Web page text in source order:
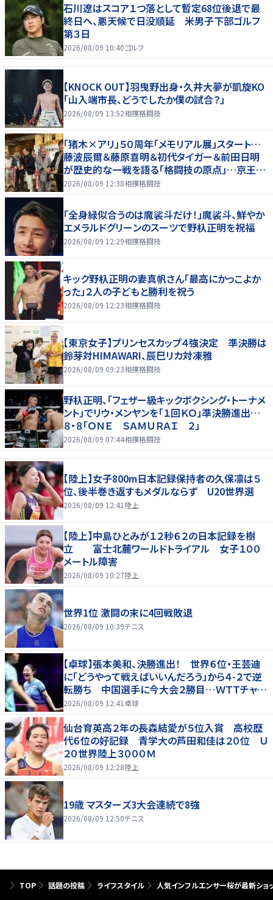
石川遼はスコア１つ落として暫定68位後退で最
終日へ、悪天候で日没順延 米男子下部ゴルフ
第３日
2026/08/09 10:40ゴルフ
【KNOCK OUT】羽曳野出身・久井大夢が凱旋KO
「山入端市長、どうでしたか僕の試合？」
2026/08/09 13:52相撲格闘技
「猪木×アリ」５０周年「メモリアル展」スタート…
藤波辰爾＆藤原喜明＆初代タイガー＆前田日明
が歴史的な一戦を語る「格闘技の原点」…京王プ
ラザホテルで３１日まで
2026/08/09 12:38相撲格闘技
「全身緑似合うのは魔裟斗だけ！」魔裟斗、鮮やか
エメラルドグリーンのスーツで野杁正明を祝福
2026/08/09 12:29相撲格闘技
キック野杁正明の妻真帆さん「最高にかっこよか
った」２人の子どもと勝利を祝う
2026/08/09 12:23相撲格闘技
【東京女子】プリンセスカップ４強決定 準決勝は
鈴芽対HIMAWARI、辰巳リカ対凍雅
2026/08/09 09:23相撲格闘技
野杁正明、「フェザー級キックボクシング・トーナメ
ント」でリウ・メンヤンを「１回ＫＯ」準決勝進出…
８・８「ＯＮＥ ＳＡＭＵＲＡＩ ２」
2026/08/09 07:44相撲格闘技
【陸上】女子800m日本記録保持者の久保凛は５
位、後半巻き返すもメダルならず U20世界選
2026/08/09 12:41 陸上
【陸上】中島ひとみが１２秒６２の日本記録を樹
立 富士北麓ワールドトライアル 女子１００
メートル障害
2026/08/09 10:27陸上
世界1位 激闘の末に4回戦敗退
2026/08/09 10:39テニス
【卓球】張本美和、決勝進出！ 世界６位・王芸迪
に「どうやって戦えばいいんだろう」から４-２で逆
転勝ち 中国選手に今大会２勝目…ＷＴＴチャン
ピオンズ横浜
2026/08/09 12:41 卓球
仙台育英高２年の長森結愛が５位入賞 高校歴
代６位の好記録 青学大の芦田和佳は２０位 Ｕ
２０世界陸上３０００Ｍ
2026/08/09 12:28陸上
19歳 マスターズ3大会連続で8強
2026/08/09 12:50テニス
TOP 話題の投稿 ライフスタイル 人気インフルエンサー桜が最新ショッ